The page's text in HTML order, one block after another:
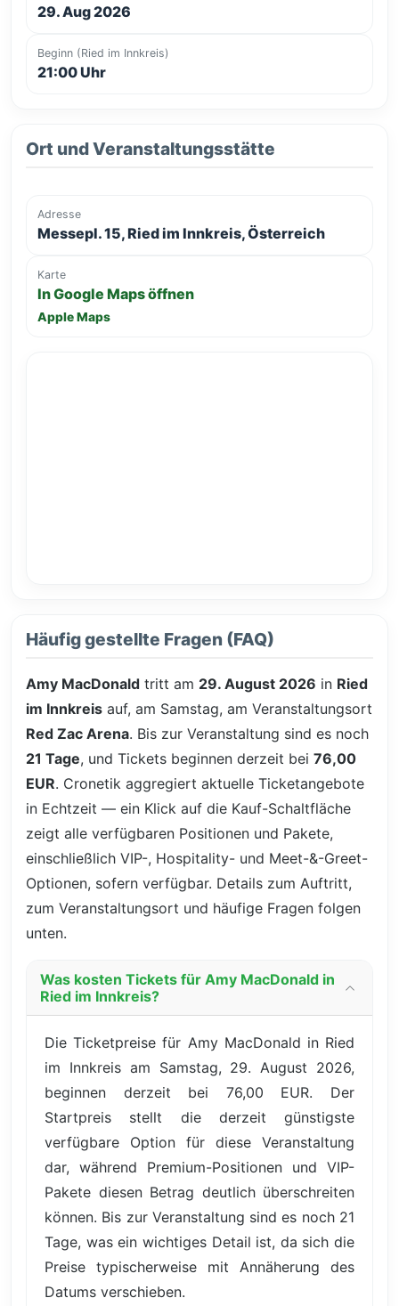
29. Aug 2026
Beginn (Ried im Innkreis)
21:00 Uhr
Ort und Veranstaltungsstätte
Adresse
Messepl. 15, Ried im Innkreis, Österreich
Karte
In Google Maps öffnen
Apple Maps
Häufig gestellte Fragen (FAQ)
Amy MacDonald tritt am 29. August 2026 in Ried
im Innkreis auf, am Samstag, am Veranstaltungsort
Red Zac Arena. Bis zur Veranstaltung sind es noch
21 Tage, und Tickets beginnen derzeit bei 76,00
EUR. Cronetik aggregiert aktuelle Ticketangebote
in Echtzeit — ein Klick auf die Kauf-Schaltfläche
zeigt alle verfügbaren Positionen und Pakete,
einschließlich VIP-, Hospitality- und Meet-&-Greet-
Optionen, sofern verfügbar. Details zum Auftritt,
zum Veranstaltungsort und häufige Fragen folgen
unten.
Was kosten Tickets für Amy MacDonald in
Ried im Innkreis?
Die Ticketpreise für Amy MacDonald in Ried
im Innkreis am Samstag, 29. August 2026,
beginnen derzeit bei 76,00 EUR. Der
Startpreis stellt die derzeit günstigste
verfügbare Option für diese Veranstaltung
dar, während Premium-Positionen und VIP-
Pakete diesen Betrag deutlich überschreiten
können. Bis zur Veranstaltung sind es noch 21
Tage, was ein wichtiges Detail ist, da sich die
Preise typischerweise mit Annäherung des
Datums verschieben.